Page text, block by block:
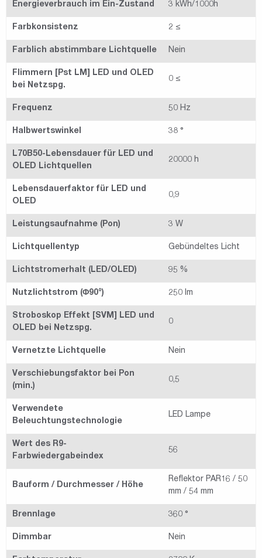
Energieverbrauch im Ein-Zustand 3 kWh/1000h
Farbkonsistenz 2 ≤
Farblich abstimmbare Lichtquelle Nein
Flimmern [Pst LM] LED und OLED
bei Netzspg.
0 ≤
Frequenz 50 Hz
Halbwertswinkel 38 °
L70B50-Lebensdauer für LED und
OLED Lichtquellen
20000 h
Lebensdauerfaktor für LED und
OLED
0,9
Leistungsaufnahme (Pon) 3 W
Lichtquellentyp Gebündeltes Licht
Lichtstromerhalt (LED/OLED) 95 %
Nutzlichtstrom (Φ90°) 250 lm
Stroboskop Effekt [SVM] LED und
OLED bei Netzspg.
0
Vernetzte Lichtquelle Nein
Verschiebungsfaktor bei Pon
(min.)
0,5
Verwendete
Beleuchtungstechnologie
LED Lampe
Wert des R9-
Farbwiedergabeindex
56
Bauform / Durchmesser / Höhe
Reflektor PAR16 / 50
mm / 54 mm
Brennlage 360 °
Dimmbar Nein